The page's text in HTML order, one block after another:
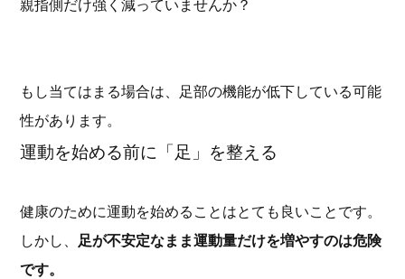
親指側だけ強く減っていませんか？
もし当てはまる場合は、足部の機能が低下している可能
性があります。
運動を始める前に「足」を整える
健康のために運動を始めることはとても良いことです。
しかし、 足が不安定なまま運動量だけを増やすのは危険
です。